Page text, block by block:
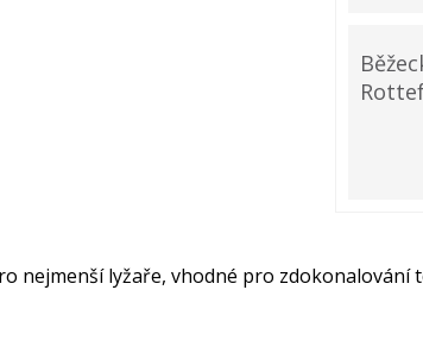
nejmenší lyžaře, vhodné pro zdokonalování